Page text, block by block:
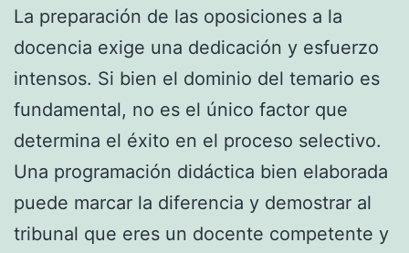
La preparación de las oposiciones a la
docencia exige una dedicación y esfuerzo
intensos. Si bien el dominio del temario es
fundamental, no es el único factor que
determina el éxito en el proceso selectivo.
Una programación didáctica bien elaborada
puede marcar la diferencia y demostrar al
tribunal que eres un docente competente y